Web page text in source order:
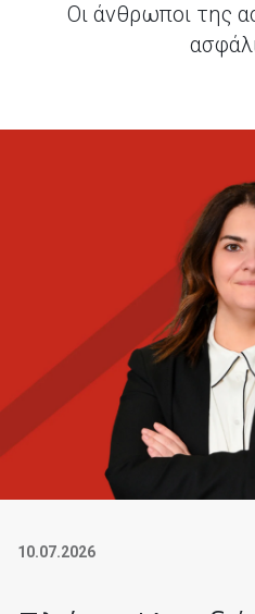
Οι άνθρωποι της
10.07.2026